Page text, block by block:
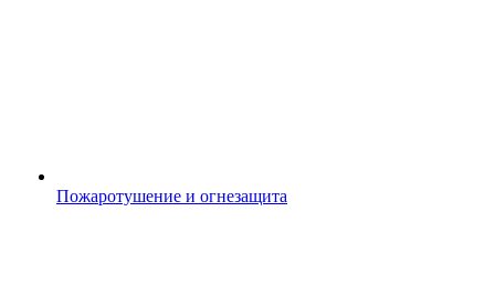
Пожаротушение и огнезащита